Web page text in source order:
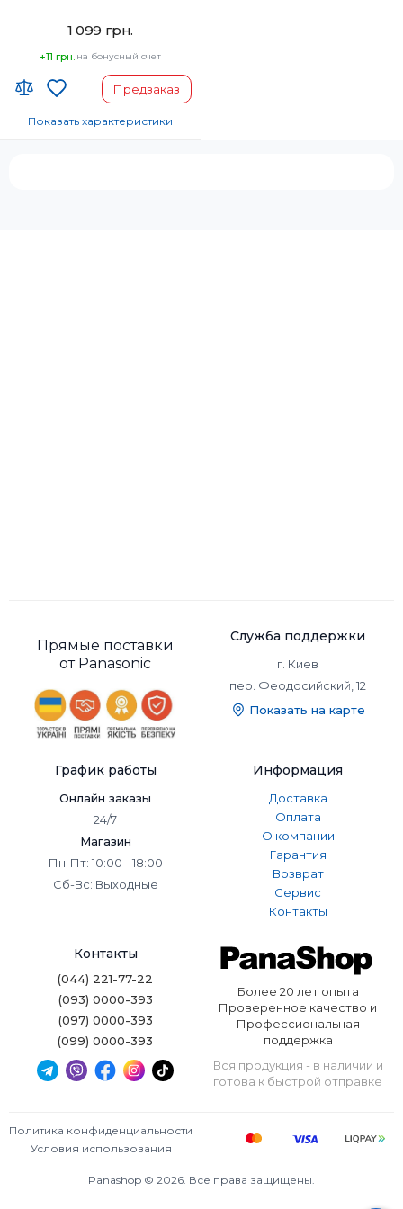
1 099 грн.
+11 грн. на бонусный счет
Предзаказ
Показать характеристики
Прямые поставки
от Panasonic
Служба поддержки
г. Киев
пер. Феодосийский, 12
Показать на карте
График работы
Онлайн заказы
24/7
Магазин
Пн-Пт: 10:00 - 18:00
Сб-Вс: Выходные
Информация
Доставка
Оплата
О компании
Гарантия
Возврат
Сервис
Контакты
Контакты
(044) 221-77-22
(093) 0000-393
(097) 0000-393
(099) 0000-393
Более 20 лет опыта
Проверенное качество и
Профессиональная
поддержка
Вся продукция - в наличии и
готова к быстрой отправке
Panashop © 2026. Все права защищены.
Политика конфиденциальности
Условия использования